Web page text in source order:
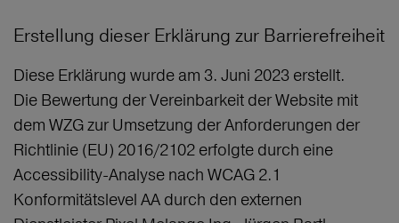
Erstellung dieser Erklärung zur Barrierefreiheit
Diese Erklärung wurde am 3. Juni 2023 erstellt.
Die Bewertung der Vereinbarkeit der Website mit
dem WZG zur Umsetzung der Anforderungen der
Richtlinie (EU) 2016/2102 erfolgte durch eine
Accessibility-Analyse nach WCAG 2.1
Konformitätslevel AA durch den externen